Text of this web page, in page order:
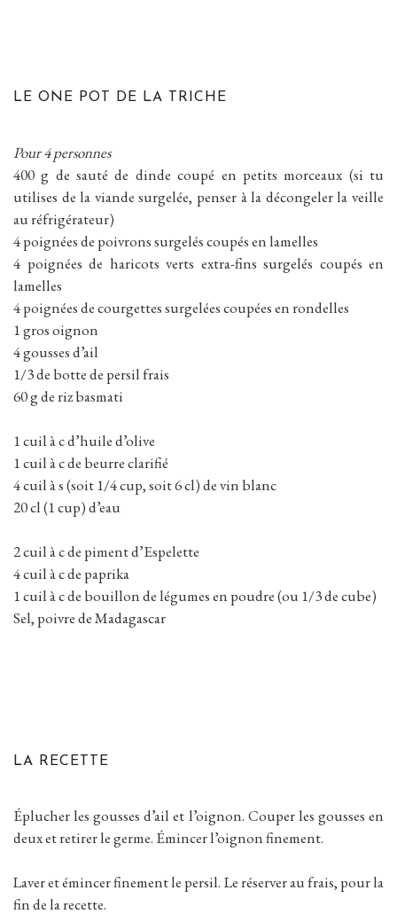
LE ONE POT DE LA TRICHE
Pour 4 personnes
400 g de sauté de dinde coupé en petits morceaux (si tu
utilises de la viande surgelée, penser à la décongeler la veille
au réfrigérateur)
4 poignées de poivrons surgelés coupés en lamelles
4 poignées de haricots verts extra-fins surgelés coupés en
lamelles
4 poignées de courgettes surgelées coupées en rondelles
1 gros oignon
4 gousses d’ail
1/3 de botte de persil frais
60 g de riz basmati
1 cuil à c d’huile d’olive
1 cuil à c de beurre clarifié
4 cuil à s (soit 1/4 cup, soit 6 cl) de vin blanc
20 cl (1 cup) d’eau
2 cuil à c de piment d’Espelette
4 cuil à c de paprika
1 cuil à c de bouillon de légumes en poudre (ou 1/3 de cube)
Sel, poivre de Madagascar
LA RECETTE
Éplucher les gousses d’ail et l’oignon. Couper les gousses en
deux et retirer le germe. Émincer l’oignon finement.
Laver et émincer finement le persil. Le réserver au frais, pour la
fin de la recette.